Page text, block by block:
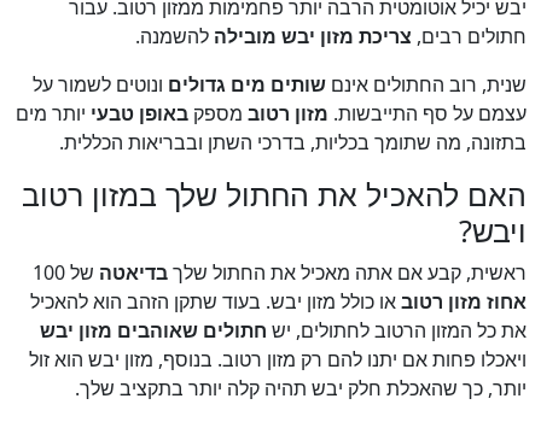
יבש יכיל אוטומטית הרבה יותר פחמימות ממזון רטוב. עבור
חתולים רבים, צריכת מזון יבש מובילה להשמנה.
שנית, רוב החתולים אינם שותים מים גדולים ונוטים לשמור על
עצמם על סף התייבשות. מזון רטוב מספק באופן טבעי יותר מים
בתזונה, מה שתומך בכליות, בדרכי השתן ובבריאות הכללית.
האם להאכיל את החתול שלך במזון רטוב
ויבש?
ראשית, קבע אם אתה מאכיל את החתול שלךבדיאטה של 100
אחוז מזון רטובאו כולל מזון יבש. בעוד שתקן הזהב הוא להאכיל
את כל המזון הרטוב לחתולים, יש חתולים שאוהבים מזון יבש
ויאכלו פחות אם יתנו להם רק מזון רטוב. בנוסף, מזון יבש הוא זול
יותר, כך שהאכלת חלק יבש תהיה קלה יותר בתקציב שלך.